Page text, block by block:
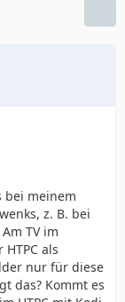
bei meinem
z. B. bei
TV im
als
nur für diese
das? Kommt es